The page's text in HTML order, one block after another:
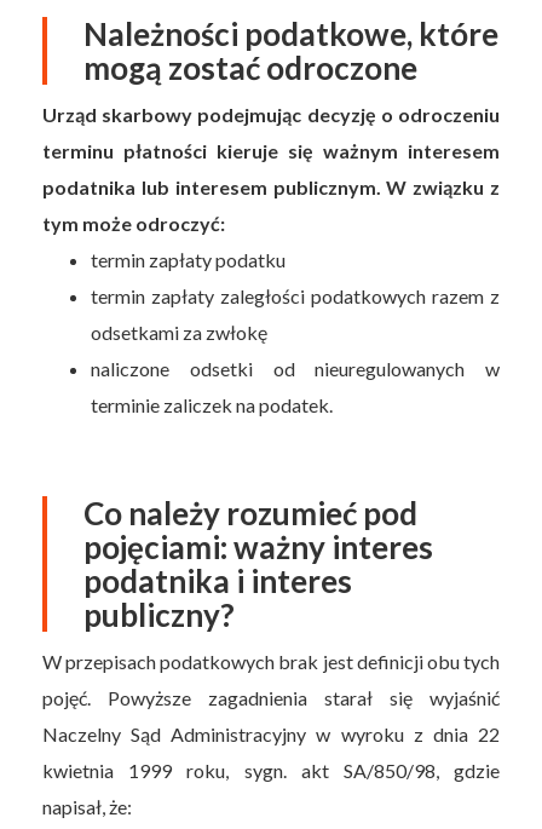
Należności podatkowe, które
mogą zostać odroczone
Urząd skarbowy podejmując decyzję o odroczeniu
terminu płatności kieruje się ważnym interesem
podatnika lub interesem publicznym. W związku z
tym może odroczyć:
termin zapłaty podatku
termin zapłaty zaległości podatkowych razem z
odsetkami za zwłokę
naliczone odsetki od nieuregulowanych w
terminie zaliczek na podatek.
Co należy rozumieć pod
pojęciami: ważny interes
podatnika i interes
publiczny?
W przepisach podatkowych brak jest definicji obu tych
pojęć. Powyższe zagadnienia starał się wyjaśnić
Naczelny Sąd Administracyjny w wyroku z dnia 22
kwietnia 1999 roku, sygn. akt SA/850/98, gdzie
napisał, że: